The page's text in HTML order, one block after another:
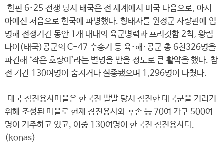
한편 6·25 전쟁 당시 태국은 전 세계에서 미국 다음으로, 아시
아에선 처음으로 한국에 파병했다. 황태자를 원정군 사량관에 임
명해 전쟁기간 동안 1개 대대의 육군병력과 프리깃함 2척, 왕립
타이(태국)공군의 C-47 수송기 등 육·해·공군 총 6천326명을
파견해 ‘작은 호랑이’라는 별명을 받을 정도로 큰 활약을 했다. 참
전 기간 130여명이 숨지거나 실종됐으며 1,296명이 다쳤다.
태국 참전용사마을은 한국전 발발 당시 참전한 태국군을 기리기
위해 조성된 마을로 현재 참전용사와 후손 등 70여 가구 500여
명이 거주하고 있고, 이중 130여명이 한국전 참전용사다.
(konas)